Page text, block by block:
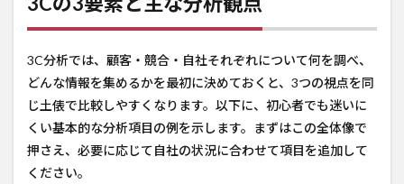
3C分析では、顧客・競合・自社それぞれについて何を調べ、
どんな情報を集めるかを最初に決めておくと、3つの視点を同
じ土俵で比較しやすくなります。以下に、初心者でも迷いに
くい基本的な分析項目の例を示します。まずはこの全体像で
押さえ、必要に応じて自社の状況に合わせて項目を追加して
ください。